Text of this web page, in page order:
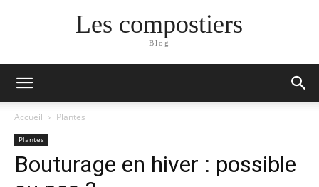
Les compostiers
Blog
Accueil Plantes
Plantes
Bouturage en hiver : possible